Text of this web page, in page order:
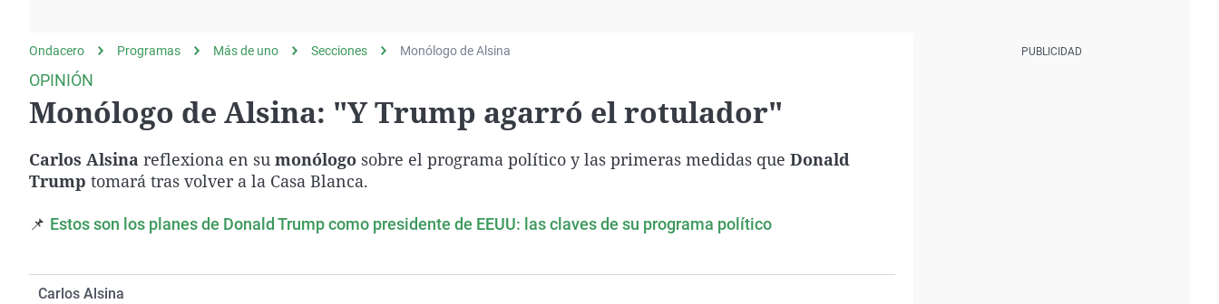
Operación Viuda
Negra
Navarra
Ondacero Programas Más de uno Secciones Monólogo de Alsina
OPINIÓN
Monólogo de Alsina: "Y Trump agarró el rotulador"
Carlos Alsina reflexiona en su monólogo sobre el programa político y las primeras medidas que Donald
Trump tomará tras volver a la Casa Blanca.
📌 Estos son los planes de Donald Trump como presidente de EEUU: las claves de su programa político
Carlos Alsina